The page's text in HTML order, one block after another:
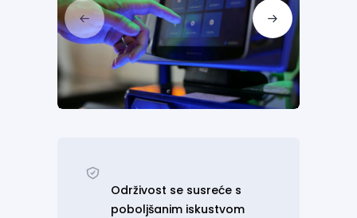
Održivost se susreće s
poboljšanim iskustvom